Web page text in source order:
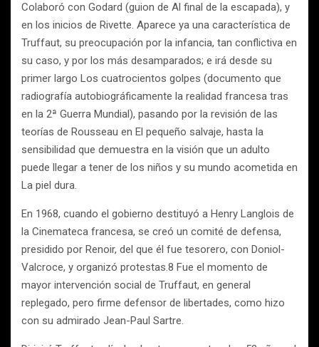
Colaboró con Godard (guion de Al final de la escapada), y
en los inicios de Rivette. Aparece ya una característica de
Truffaut, su preocupación por la infancia, tan conflictiva en
su caso, y por los más desamparados; e irá desde su
primer largo Los cuatrocientos golpes (documento que
radiografía autobiográficamente la realidad francesa tras
en la 2ª Guerra Mundial), pasando por la revisión de las
teorías de Rousseau en El pequeño salvaje, hasta la
sensibilidad que demuestra en la visión que un adulto
puede llegar a tener de los niños y su mundo acometida en
La piel dura.
En 1968, cuando el gobierno destituyó a Henry Langlois de
la Cinemateca francesa, se creó un comité de defensa,
presidido por Renoir, del que él fue tesorero, con Doniol-
Valcroce, y organizó protestas.8 Fue el momento de
mayor intervención social de Truffaut, en general
replegado, pero firme defensor de libertades, como hizo
con su admirado Jean-Paul Sartre.